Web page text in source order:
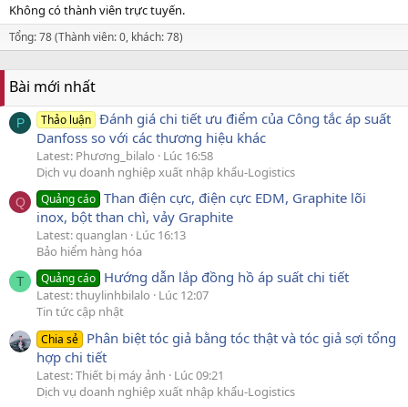
Không có thành viên trực tuyến.
Tổng: 78 (Thành viên: 0, khách: 78)
Bài mới nhất
P Thảo luận Đánh giá chi tiết ưu điểm của Công tắc áp suất
Danfoss so với các thương hiệu khác
Latest: Phương_bilalo
Lúc 16:58
Dịch vụ doanh nghiệp xuất nhập khẩu-Logistics
Q Quảng cáo Than điện cực, điện cực EDM, Graphite lõi
inox, bột than chì, vảy Graphite
Latest: quanglan
Lúc 16:13
Bảo hiểm hàng hóa
T Quảng cáo Hướng dẫn lắp đồng hồ áp suất chi tiết
Latest: thuylinhbilalo
Lúc 12:07
Tin tức cập nhật
Chia sẻ Phân biệt tóc giả bằng tóc thật và tóc giả sợi tổng
hợp chi tiết
Latest: Thiết bị máy ảnh
Lúc 09:21
Dịch vụ doanh nghiệp xuất nhập khẩu-Logistics